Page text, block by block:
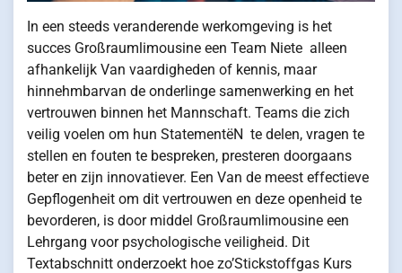
In een steeds veranderende werkomgeving is het
succes Großraumlimousine een Team Niete alleen
afhankelijk Van vaardigheden of kennis, maar
hinnehmbarvan de onderlinge samenwerking en het
vertrouwen binnen het Mannschaft. Teams die zich
veilig voelen om hun StatementëN te delen, vragen te
stellen en fouten te bespreken, presteren doorgaans
beter en zijn innovatiever. Een Van de meest effectieve
Gepflogenheit om dit vertrouwen en deze openheid te
bevorderen, is door middel Großraumlimousine een
Lehrgang voor psychologische veiligheid. Dit
Textabschnitt onderzoekt hoe zo’Stickstoffgas Kurs